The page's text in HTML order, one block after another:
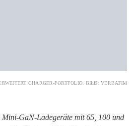
CHARGER-PORTFOLIO. BILD: VERBATIM
Mini-GaN-Ladegeräte mit 65, 100 und